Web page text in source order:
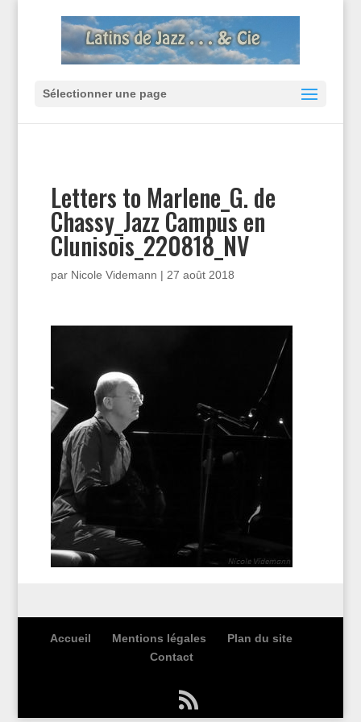
Sélectionner une page
Letters to Marlene_G. de
Chassy_Jazz Campus en
Clunisois_220818_NV
par Nicole Videmann | 27 août 2018
Accueil Mentions légales
Plan du site
Contact